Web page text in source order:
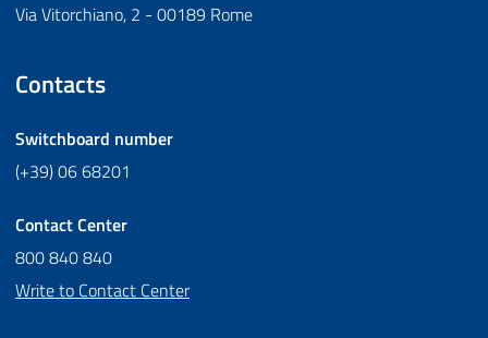
Via Vitorchiano, 2 - 00189 Rome
Contacts
Switchboard number
(+39) 06 68201
Contact Center
800 840 840
Write to Contact Center